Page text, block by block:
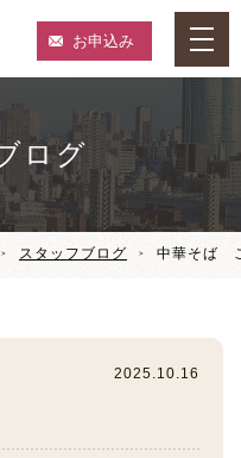
お申込み
ログ
スタッフブログ 中華そば
2025.10.16